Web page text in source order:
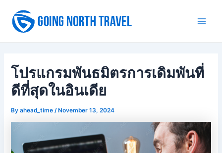
content
โปรแกรมพันธมิตรการเดิมพันที่
ดีที่สุดในอินเดีย
Byahead_time/ November 13, 2024